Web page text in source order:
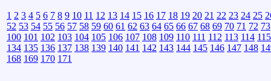
1 2 3 4 5 6 7 8 9 10 11 12 13 14 15 16 17 18 19 20 21 22 23 24 25
52 53 54 55 56 57 58 59 60 61 62 63 64 65 66 67 68 69 70 71 72 73
100 101 102 103 104 105 106 107 108 109 110 111 112 113 114 115
134 135 136 137 138 139 140 141 142 143 144 145 146 147 148
168 169 170 171